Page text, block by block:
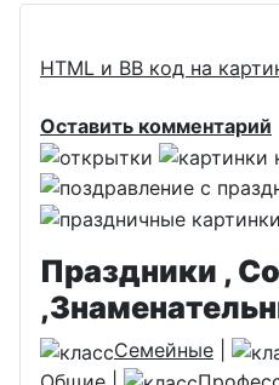
HTML и BB код на
Оставить комментарий
Праздники ,
Семейные